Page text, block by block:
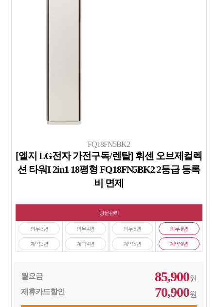
FQ18FN5BK2
[엘지 LG전자 가전구독/렌탈] 휘센 오브제컬렉
션 타워I 2in1 18평형 FQ18FN5BK2 2등급 등록
비 면제
방문관리
의무 3년
계약 3년
의무 4년
계약 4년
의무 5년
계약 5년
의무 6년
계약 6년
월요금 85,900원
제휴카드할인
70,900원